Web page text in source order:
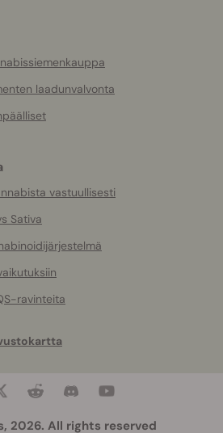
laadunvalvonta
vastuullisesti
Sativa
ravinteita
2026. All rights reserved